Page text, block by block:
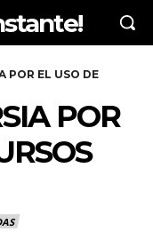
POR EL USO DE
POR